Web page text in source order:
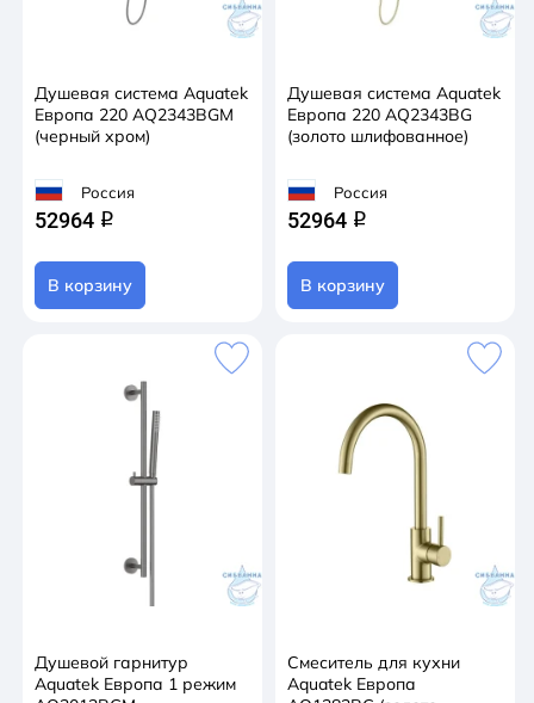
Душевая система Aquatek
Европа 220 AQ2343BGM
(черный хром)
Россия
52964 q
В корзину
Душевая система Aquatek
Европа 220 AQ2343BG
(золото шлифованное)
Россия
52964 q
В корзину
Душевой гарнитур
Aquatek Европа 1 режим
Смеситель для кухни
Aquatek Европа